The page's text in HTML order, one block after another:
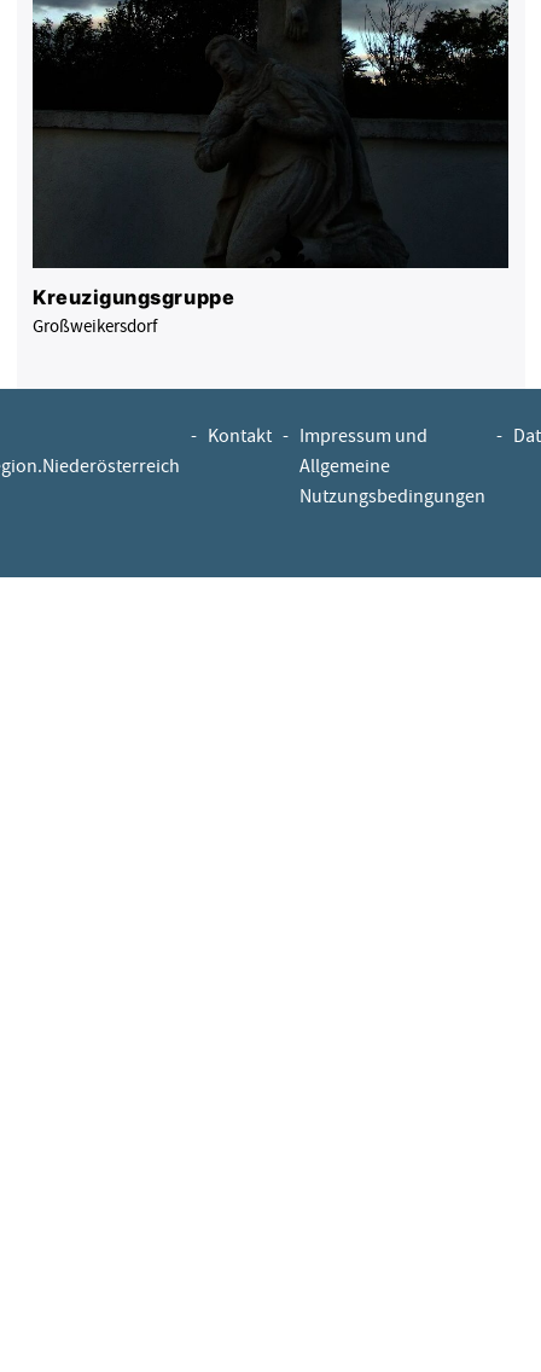
Kreuzigungsgruppe
Großweikersdorf
- Kontakt - Impressum und
Allgemeine
Nutzungsbedingungen
-